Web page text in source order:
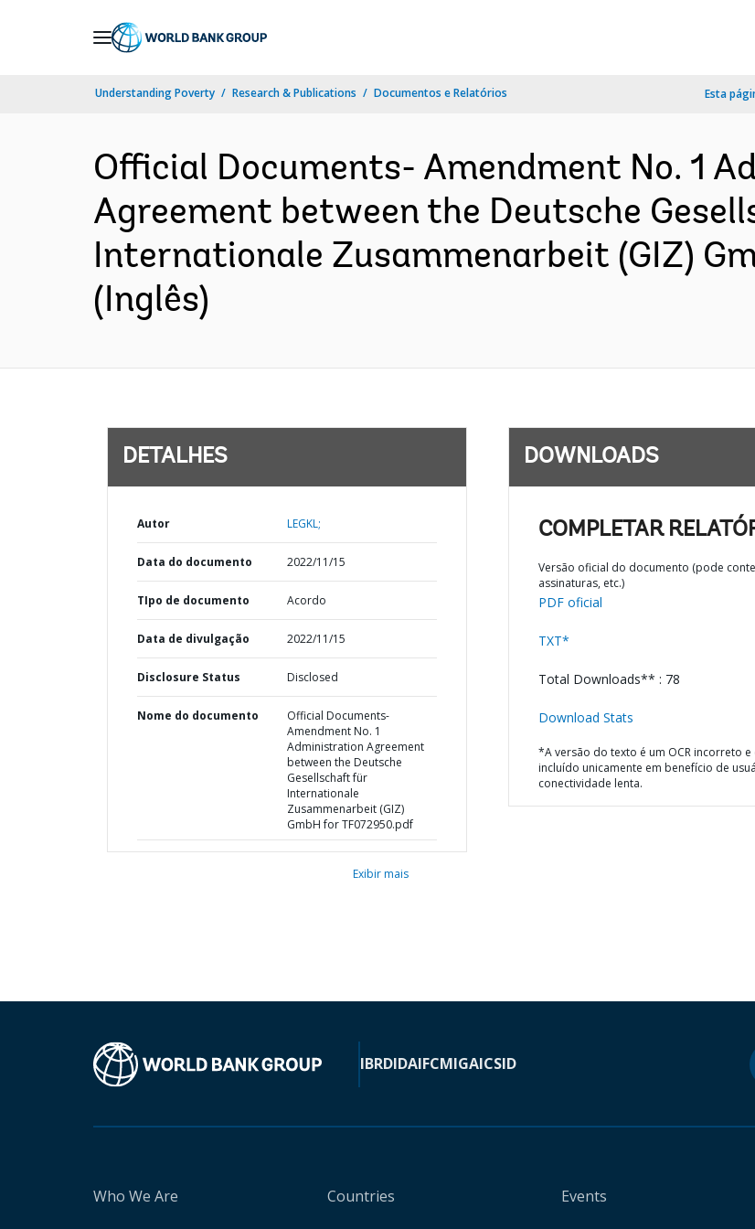
Understanding Poverty Research & Publications Documentos e Relatórios Esta
Official Documents- Amendment No. 1
Agreement between the Deutsche
Internationale Zusammenarbeit (GIZ)
(Inglês)
DETALHES
Autor LEGKL;
Data do documento 2022/11/15
TIpo de documento Acordo
Data de divulgação 2022/11/15
Disclosure Status Disclosed
Nome do documento
Official Documents-
Amendment No. 1
Administration Agreement
between the Deutsche
Gesellschaft für
Internationale
Zusammenarbeit (GIZ)
GmbH for TF072950.pdf
Exibir mais
DOWNLOADS
COMPLETAR
Versão oficial do documento (pode
assinaturas, etc.)
PDF oficial
TXT*
Total Downloads** : 78
Download Stats
*A versão do texto é um OCR incorreto e
incluído unicamente em benefício de
conectividade lenta.
IBRDIDAIFCMIGAICSID
Who We Are
Countries
Events